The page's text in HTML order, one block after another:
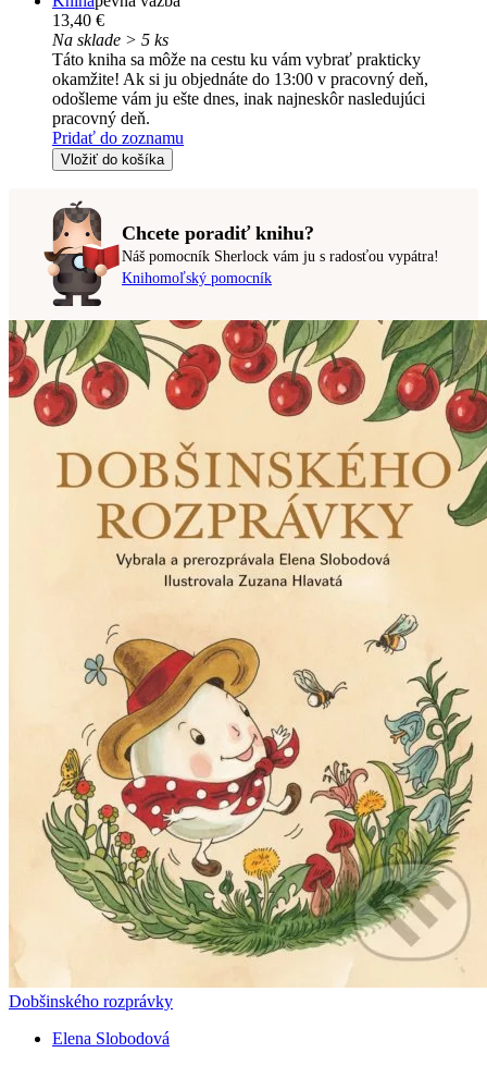
13,40 €
Na sklade > 5 ks
Táto kniha sa môže na cestu ku vám vybrať prakticky
okamžite! Ak si ju objednáte do 13:00 v pracovný deň,
odošleme vám ju ešte dnes, inak najneskôr nasledujúci
pracovný deň.
Pridať do zoznamu
Vložiť do košíka
Chcete poradiť knihu?
Náš pomocník Sherlock vám ju s radosťou vypátra!
Knihomoľský pomocník
Dobšinského rozprávky
Elena Slobodová